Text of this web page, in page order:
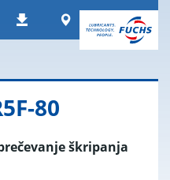
Prenosi Worldwide
80
škripanja